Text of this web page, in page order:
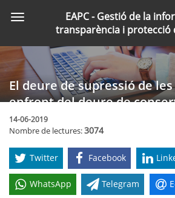
principal
Toggle
navigation
EAPC - Gestió de la
transparència i protecció
El deure de supressió de
enfront del deure de
documents
14-06-2019
Nombre de lectures:3074
Twitter Facebook
WhatsApp Telegram